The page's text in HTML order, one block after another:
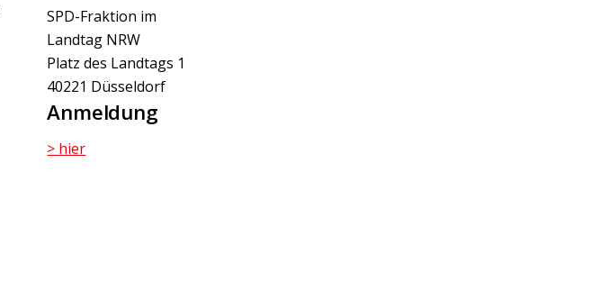
SPD-Fraktion im
Landtag NRW
Platz des Landtags 1
40221 Düsseldorf
Anmeldung
> hier